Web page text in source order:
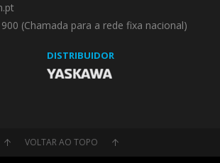
(Chamada para a rede fixa nacional)
DISTRIBUIDOR
VOLTAR AO TOPO